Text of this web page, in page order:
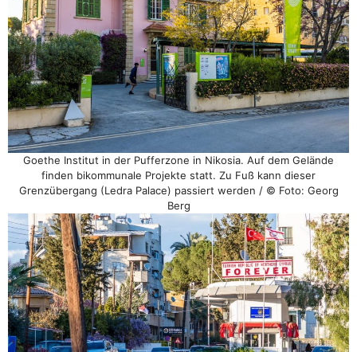
Goethe Institut in der Pufferzone in Nikosia. Auf dem Gelände
finden bikommunale Projekte statt. Zu Fuß kann dieser
Grenzübergang (Ledra Palace) passiert werden / © Foto: Georg
Berg